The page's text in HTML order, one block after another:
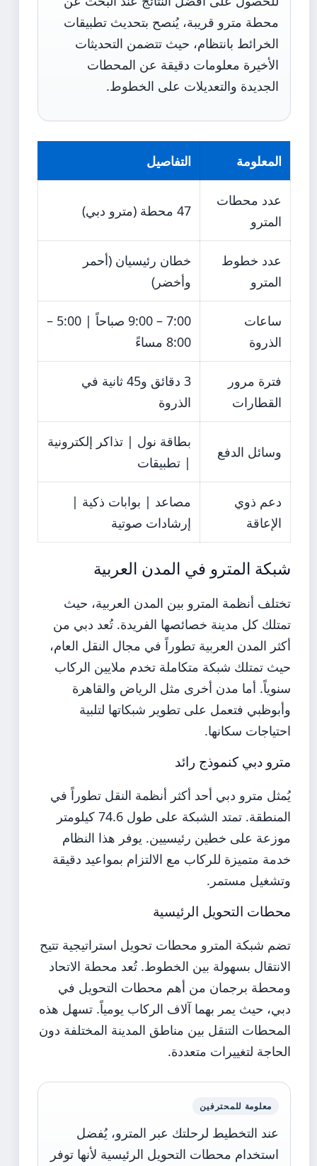
محطة مترو قريبة، يُنصح بتحديث تطبيقات
الخرائط بانتظام، حيث تتضمن التحديثات
الأخيرة معلومات دقيقة عن المحطات
الجديدة والتعديلات على الخطوط.
المعلومة التفاصيل
عدد محطات
المترو
47 محطة (مترو دبي)
عدد خطوط
المترو
خطان رئيسيان (أحمر
وأخضر)
ساعات
الذروة
7:00 – 9:00 صباحاً | 5:00 –
8:00 مساءً
فترة مرور
القطارات
3 دقائق و45 ثانية في
الذروة
وسائل الدفع
بطاقة نول | تذاكر إلكترونية
| تطبيقات
دعم ذوي
الإعاقة
مصاعد | بوابات ذكية |
إرشادات صوتية
شبكة المترو في المدن العربية
تختلف أنظمة المترو بين المدن العربية، حيث
تمتلك كل مدينة خصائصها الفريدة. تُعد دبي من
أكثر المدن العربية تطوراً في مجال النقل العام،
حيث تمتلك شبكة متكاملة تخدم ملايين الركاب
سنوياً. أما مدن أخرى مثل الرياض والقاهرة
وأبوظبي فتعمل على تطوير شبكاتها لتلبية
احتياجات سكانها.
مترو دبي كنموذج رائد
يُمثل مترو دبي أحد أكثر أنظمة النقل تطوراً في
المنطقة. تمتد الشبكة على طول 74.6 كيلومتر
موزعة على خطين رئيسيين. يوفر هذا النظام
خدمة متميزة للركاب مع الالتزام بمواعيد دقيقة
وتشغيل مستمر.
محطات التحويل الرئيسية
تضم شبكة المترو محطات تحويل استراتيجية تتيح
الانتقال بسهولة بين الخطوط. تُعد محطة الاتحاد
ومحطة برجمان من أهم محطات التحويل في
دبي، حيث يمر بهما آلاف الركاب يومياً. تسهل هذه
المحطات التنقل بين مناطق المدينة المختلفة دون
الحاجة لتغييرات متعددة.
معلومة للمحترفين
عند التخطيط لرحلتك عبر المترو، يُفضل
استخدام محطات التحويل الرئيسية لأنها توفر